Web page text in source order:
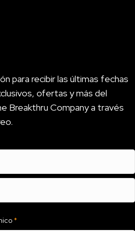
para recibir las últimas fechas
ofertas y más del
Breakthru Company a través
*